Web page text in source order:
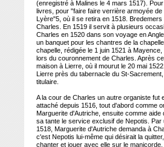
(enregistré à Malines le 4 mars 1517).
livres, pour "faire faire verrière armoyée
Lyère"5, où il se retira en 1518.
Charles. En 1519 il servit à plusieurs
Charles en 1520 dans son voyage en
un banquet pour les chantres de la
chapelle, rédigée le 1 juin 1521 à
lors du couronnement de Charles. Après
maison à Lierre, où il mourut le 20 mai
Lierre près du tabernacle du St-
titulaire.
A la cour de Charles un autre organiste fut
attaché depuis 1516, tout d'abord comme
Marguerite d'Autriche, ensuite comme
sa tante le service exclusif de Nepotis.
1518, Marguerite d'Autriche demanda à
c'est Nepotis lui-même qui désirait la
chanter et jouer avec elle sur le